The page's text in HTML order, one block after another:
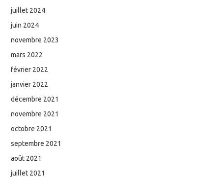
juillet 2024
juin 2024
novembre 2023
mars 2022
février 2022
janvier 2022
décembre 2021
novembre 2021
octobre 2021
septembre 2021
août 2021
juillet 2021